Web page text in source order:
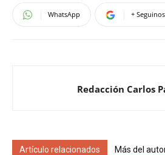
WhatsApp +
Redacción Carlos
Artículo relacionados Más del